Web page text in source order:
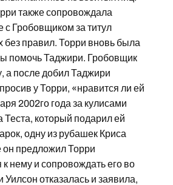
также сопровождала
с Гробовщиком за титул
без правил. Торри вновь была
помочь Таджири. Гробовщик
а после добил Таджири
у Торри, «нравится ли ей
2002го года за кулисами
Теста, который подарил ей
одну из рубашек Криса
предложил Торри
к нему и сопровождать его во
Уилсон отказалась и заявила,